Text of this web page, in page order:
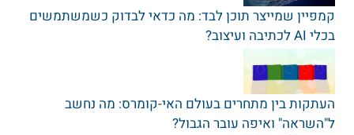
קמפיין שמייצר תוכן לבד: מה כדאי לבדוק כשמשתמשים
בכלי AI לכתיבה ועיצוב?
העתקות בין מתחרים בעולם האי-קומרס: מה נחשב
ל"השראה" ואיפה עובר הגבול?